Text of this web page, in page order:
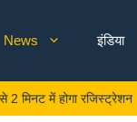
News इंडिया
रजिस्ट्रेशन